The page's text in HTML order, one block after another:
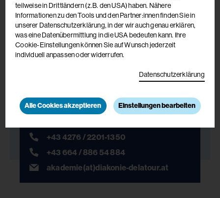
9560 Feldkirchen
+43 4276 / 2201-1350
+43 664 / 886 54 884
akademie(at)diakonie-delatour.at
teilweise in Drittländern (z.B. den USA) haben. Nähere
Informationen zu den Tools und den Partner:innen finden Sie in
unserer Datenschutzerklärung, in der wir auch genau erklären,
was eine Datenübermittlung in die USA bedeuten kann. Ihre
Cookie-Einstellungen können Sie auf Wunsch jederzeit
individuell anpassen oder widerrufen.
Datenschutzerklärung
Alle Cookies akzeptieren Einstellungen bearbeiten